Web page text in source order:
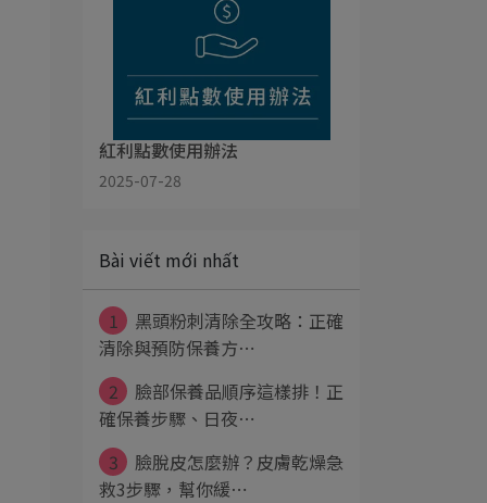
紅利點數使用辦法
2025-07-28
Bài viết mới nhất
1
黑頭粉刺清除全攻略：正確
清除與預防保養方⋯
2
臉部保養品順序這樣排！正
確保養步驟、日夜⋯
3
臉脫皮怎麼辦？皮膚乾燥急
救3步驟，幫你緩⋯